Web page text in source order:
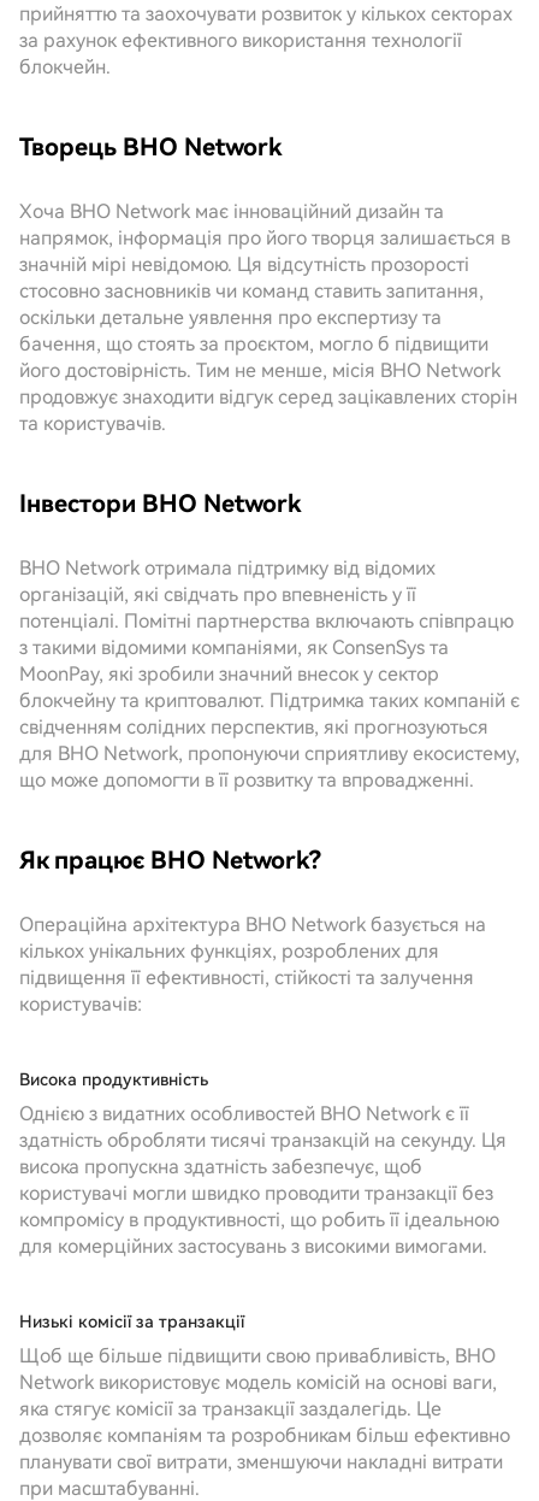
прийняттю та заохочувати розвиток у кількох секторах
за рахунок ефективного використання технології
блокчейн.
Творець BHO Network
Хоча BHO Network має інноваційний дизайн та
напрямок, інформація про його творця залишається в
значній мірі невідомою. Ця відсутність прозорості
стосовно засновників чи команд ставить запитання,
оскільки детальне уявлення про експертизу та
бачення, що стоять за проєктом, могло б підвищити
його достовірність. Тим не менше, місія BHO Network
продовжує знаходити відгук серед зацікавлених сторін
та користувачів.
Інвестори BHO Network
BHO Network отримала підтримку від відомих
організацій, які свідчать про впевненість у її
потенціалі. Помітні партнерства включають співпрацю
з такими відомими компаніями, як ConsenSys та
MoonPay, які зробили значний внесок у сектор
блокчейну та криптовалют. Підтримка таких компаній є
свідченням солідних перспектив, які прогнозуються
для BHO Network, пропонуючи сприятливу екосистему,
що може допомогти в її розвитку та впровадженні.
Як працює BHO Network?
Операційна архітектура BHO Network базується на
кількох унікальних функціях, розроблених для
підвищення її ефективності, стійкості та залучення
користувачів:
Висока продуктивність
Однією з видатних особливостей BHO Network є її
здатність обробляти тисячі транзакцій на секунду. Ця
висока пропускна здатність забезпечує, щоб
користувачі могли швидко проводити транзакції без
компромісу в продуктивності, що робить її ідеальною
для комерційних застосувань з високими вимогами.
Низькі комісії за транзакції
Щоб ще більше підвищити свою привабливість, BHO
Network використовує модель комісій на основі ваги,
яка стягує комісії за транзакції заздалегідь. Це
дозволяє компаніям та розробникам більш ефективно
планувати свої витрати, зменшуючи накладні витрати
при масштабуванні.